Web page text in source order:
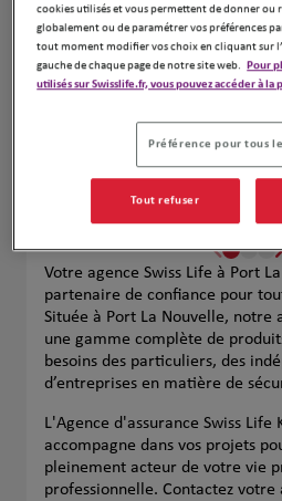
Votre agence Swiss Life à Port
partenaire de confiance pour
Située à Port La Nouvelle, notre
une gamme complète de
besoins des particuliers, des
d’entreprises en matière de
L'Agence d'assurance Swiss Life
accompagne dans vos projets
pleinement acteur de votre vie
professionnelle. Contactez votre
cookies utilisés et vous permettent de donner
globalement ou de paramétrer vos préférences
tout moment modifier vos choix en cliquant sur
gauche de chaque page de notre site web. Pour
utilisés sur Swisslife.fr, vous pouvez accéder à la
Préférence pour tous
Tout refuser